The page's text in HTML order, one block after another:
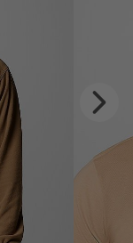
Next
Slide